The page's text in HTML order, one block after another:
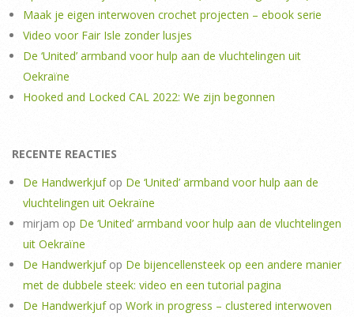
Maak je eigen interwoven crochet projecten – ebook serie
Video voor Fair Isle zonder lusjes
De ‘United’ armband voor hulp aan de vluchtelingen uit
Oekraïne
Hooked and Locked CAL 2022: We zijn begonnen
RECENTE REACTIES
De Handwerkjufop De ‘United’ armband voor hulp aan de
vluchtelingen uit Oekraïne
mirjam op De ‘United’ armband voor hulp aan de vluchtelingen
uit Oekraïne
De Handwerkjufop De bijencellensteek op een andere manier
met de dubbele steek: video en een tutorial pagina
De Handwerkjufop Work in progress – clustered interwoven